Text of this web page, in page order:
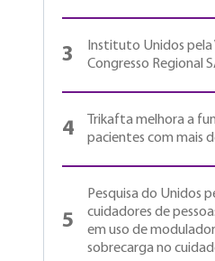
3
Instituto Unidos
Congresso Regional
4
Trikafta melhora a
pacientes com mais
5
Pesquisa do Unidos
cuidadores de
em uso de
sobrecarga no